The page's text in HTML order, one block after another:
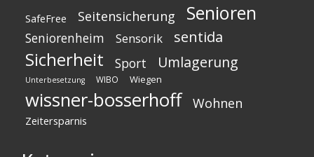
SafeFree Seitensicherung Senioren
Seniorenheim Sensorik sentida
Sicherheit Sport Umlagerung
Unterbesetzung WIBO Wiegen
wissner-bosserhoff Wohnen
Zeitersparnis